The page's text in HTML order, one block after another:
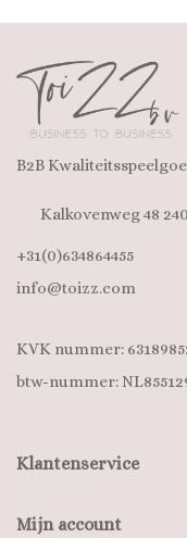
B2B
Kalkovenweg 48
+31(0)634864455
info@toizz.com
KVK nummer:
btw-nummer:
Klantenservice
Mijn account